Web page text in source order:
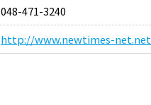
048-471-3240
http://www.newtimes-net.net